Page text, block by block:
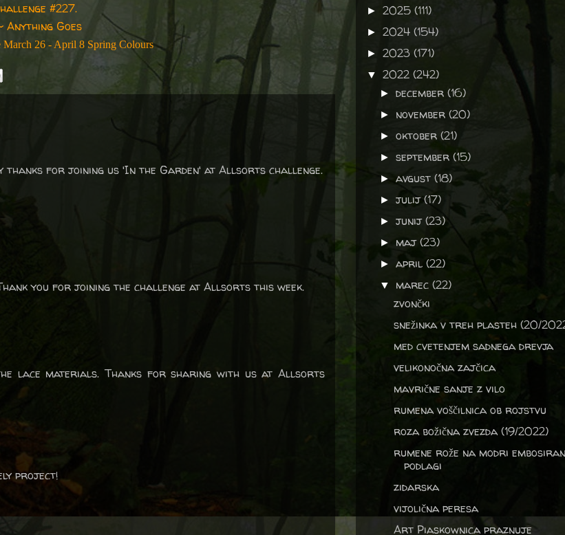
#227.
Anything Goes
March 26 - April 8 Spring Colours
thanks for joining us 'In the Garden' at Allsorts challenge.
you for joining the challenge at Allsorts this week.
lace materials. Thanks for sharing with us at Allsorts
project!
► 2025 (111)
► 2024 (154)
► 2023 (171)
▼ 2022 (242)
►december(16)
► november(20)
►oktober(21)
►september(15)
►avgust(18)
►julij(17)
►junij(23)
► maj(23)
►april(22)
▼ marec(22)
zvončki
snežinka v treh plasteh (20/
med cvetenjem sadnega drevja
velikonočna zajčica
mavrične sanje z vilo
rumena voščilnica ob rojstvu
roza božična zvezda (19/2022)
rumene rože na modri
podlagi
zidarska
vijolična peresa
Art Piaskownica praznuje